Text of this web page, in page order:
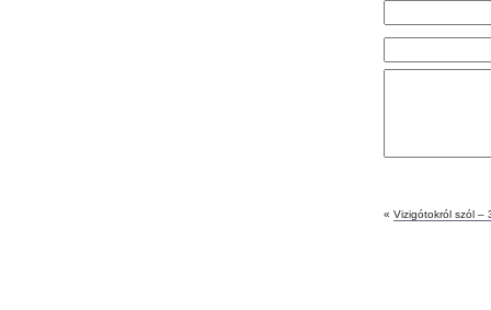
« Vizigótokról szól –